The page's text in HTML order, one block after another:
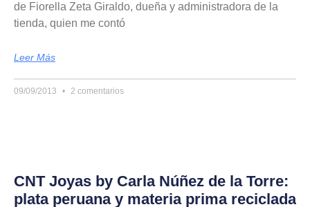
de Fiorella Zeta Giraldo, dueña y administradora de la
tienda, quien me contó
Leer Más
09/09/2013 2 comentarios
CNT Joyas by Carla Núñez de la Torre:
plata peruana y materia prima reciclada